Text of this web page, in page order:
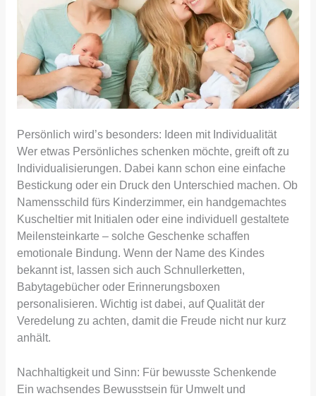
Persönlich wird’s besonders: Ideen mit Individualität
Wer etwas Persönliches schenken möchte, greift oft zu
Individualisierungen. Dabei kann schon eine einfache
Bestickung oder ein Druck den Unterschied machen. Ob
Namensschild fürs Kinderzimmer, ein handgemachtes
Kuscheltier mit Initialen oder eine individuell gestaltete
Meilensteinkarte – solche Geschenke schaffen
emotionale Bindung. Wenn der Name des Kindes
bekannt ist, lassen sich auch Schnullerketten,
Babytagebücher oder Erinnerungsboxen
personalisieren. Wichtig ist dabei, auf Qualität der
Veredelung zu achten, damit die Freude nicht nur kurz
anhält.
Nachhaltigkeit und Sinn: Für bewusste Schenkende
Ein wachsendes Bewusstsein für Umwelt und